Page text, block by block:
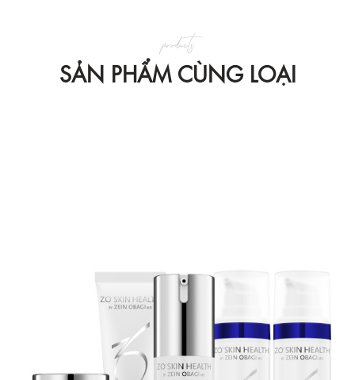
SẢN PHẨM CÙNG LOẠI
products